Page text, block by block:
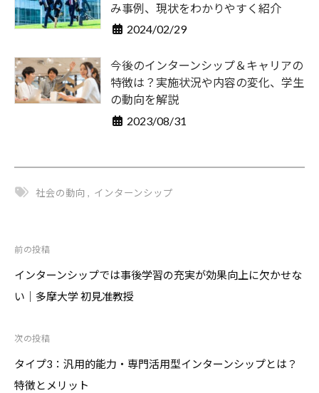
み事例、現状をわかりやすく紹介
2024/02/29
今後のインターンシップ＆キャリアの
特徴は？実施状況や内容の変化、学生
の動向を解説
2023/08/31
社会の動向 , インターンシップ
投
稿
ナ
ー
シ
ョ
前の投稿
インターンシップでは事後学習の充実が効果向上に欠かせな
い｜多摩大学 初見准教授
次の投稿
タイプ3：汎用的能力・専門活用型インターンシップとは？
特徴とメリット